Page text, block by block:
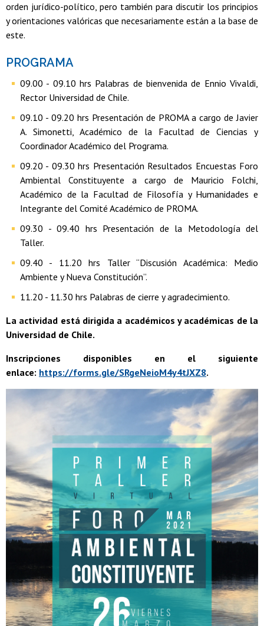
orden jurídico-político, pero también para discutir los principios
y orientaciones valóricas que necesariamente están a la base de
este.
PROGRAMA
09.00 - 09.10 hrs Palabras de bienvenida de Ennio Vivaldi,
Rector Universidad de Chile.
09.10 - 09.20 hrs Presentación de PROMA a cargo de Javier
A. Simonetti, Académico de la Facultad de Ciencias y
Coordinador Académico del Programa.
09.20 - 09.30 hrs Presentación Resultados Encuestas Foro
Ambiental Constituyente a cargo de Mauricio Folchi,
Académico de la Facultad de Filosofía y Humanidades e
Integrante del Comité Académico de PROMA.
09.30 - 09.40 hrs Presentación de la Metodología del
Taller.
09.40 - 11.20 hrs Taller “Discusión Académica: Medio
Ambiente y Nueva Constitución”.
11.20 - 11.30 hrs Palabras de cierre y agradecimiento.
La actividad está dirigida a académicos y académicas de la
Universidad de Chile.
Inscripciones disponibles en el siguiente
enlace: https://forms.gle/SRgeNeioM4y4tJXZ8.